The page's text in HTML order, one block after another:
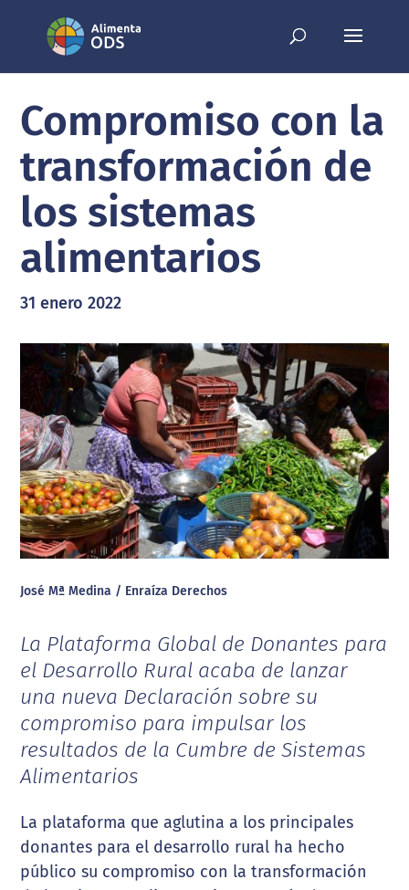
Compromiso con la
transformación de
los sistemas
alimentarios
31 enero 2022
José Mª Medina / Enraíza Derechos
La Plataforma Global de Donantes para
el Desarrollo Rural acaba de lanzar
una nueva Declaración sobre su
compromiso para impulsar los
resultados de la Cumbre de Sistemas
Alimentarios
La plataforma que aglutina a los principales
donantes para el desarrollo rural ha hecho
público su compromiso con la transformación